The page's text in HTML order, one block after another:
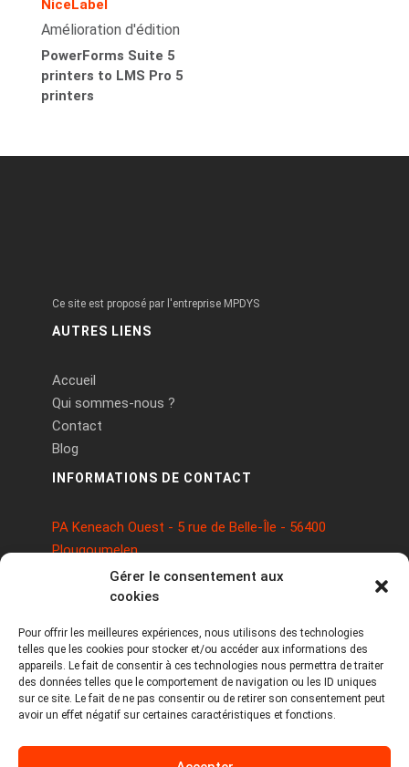
Gérer le consentement aux
cookies
Pour offrir les meilleures expériences, nous utilisons des technologies
telles que les cookies pour stocker et/ou accéder aux informations des
appareils. Le fait de consentir à ces technologies nous permettra de traiter
des données telles que le comportement de navigation ou les ID uniques
sur ce site. Le fait de ne pas consentir ou de retirer son consentement peut
avoir un effet négatif sur certaines caractéristiques et fonctions.
NiceLabel
Amélioration d'édition
PowerForms Suite 5
printers to LMS Pro 5
printers
Ce site est proposé par l'entreprise MPDYS
AUTRES LIENS
Accueil
Qui sommes-nous ?
Contact
Blog
INFORMATIONS DE CONTACT
PA Keneach Ouest - 5 rue de Belle-Île - 56400
Plougoumelen
contact@logiciels-etiquettes.com
09 71 37 25 93
Copyright © 2026 Tous droits réservés -